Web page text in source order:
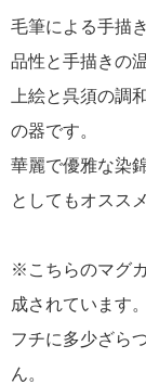
毛筆による手描
品性と手描きの
上絵と呉須の調
の器です。
華麗で優雅な染
としてもオスス
※こちらのマグ
成されています。
フチに多少ざら
ん。